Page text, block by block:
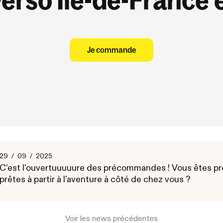
Je commande
29 / 09 / 2025
C'est l'ouvertuuuuure des précommandes ! Vous êtes
prêtes à partir à l'aventure à côté de chez vous ?
Voir les news précédentes